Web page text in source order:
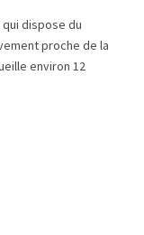
dispose du
proche de la
environ 12